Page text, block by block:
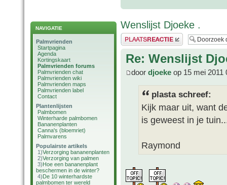
NAVIGATIE
Palmvrienden
Startpagina
Agenda
Kortingskaart
Palmvrienden forums
Palmvrienden chat
Palmvrienden wiki
Palmvrienden maps
Palmvrienden label
Contact
Plantenlijsten
Palmbomen
Winterharde palmbomen
Bananenplanten
Canna's (bloemriet)
Palmvarens
Populairste artikels
1)Verzorging bananenplanten
2)Verzorging van palmen
3)Hoe een bananenplant
beschermen in de winter?
4)De 10 winterhardste
palmbomen ter wereld
Wenslijst Djoeke .
Plaats een reactie
Re: Wenslijst
door djoeke op 15 mei 2011
plasta schreef:
Kijk maar uit, want
is geweest in je
Raymond